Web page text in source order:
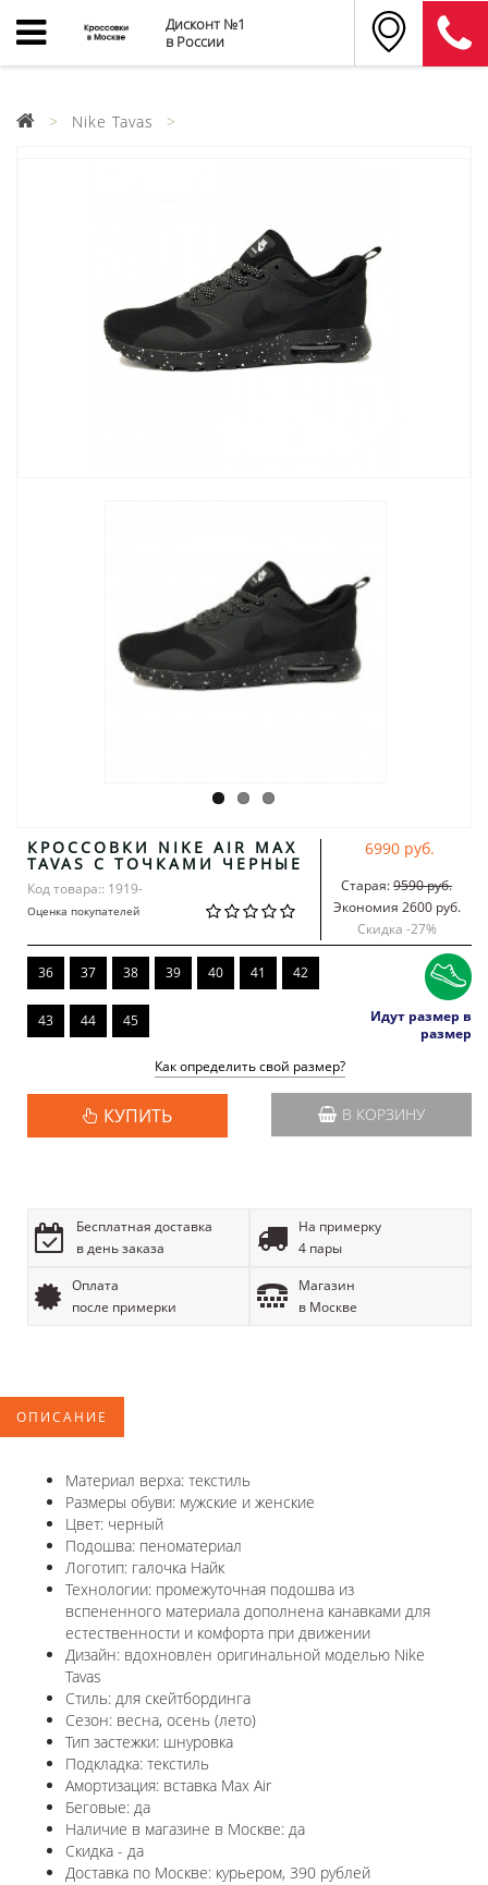
Дисконт №1
в России
Nike Tavas
КРОССОВКИ NIKE AIR MAX
TAVAS С ТОЧКАМИ ЧЕРНЫЕ
Код товара:: 1919-
Оценка покупателей
6990 руб.
Старая:9590 руб.
Экономия 2600 руб.
Скидка -27%
36 37 38 39 40 41 42
43 44 45
Идут размер в
размер
Как определить свой размер?
КУПИТЬ В КОРЗИНУ
Бесплатная доставка
в день заказа
На примерку
4 пары
Оплата
после примерки
Магазин
в Москве
ОПИСАНИЕ
Материал верха: текстиль
Размеры обуви: мужские и женские
Цвет: черный
Подошва: пеноматериал
Логотип: галочка Найк
Технологии: промежуточная подошва из
вспененного материала дополнена канавками для
естественности и комфорта при движении
Дизайн: вдохновлен оригинальной моделью Nike
Tavas
Стиль: для скейтбординга
Сезон: весна, осень (лето)
Тип застежки: шнуровка
Подкладка: текстиль
Амортизация: вставка Max Air
Беговые: да
Наличие в магазине в Москве: да
Скидка - да
Доставка по Москве: курьером, 390 рублей